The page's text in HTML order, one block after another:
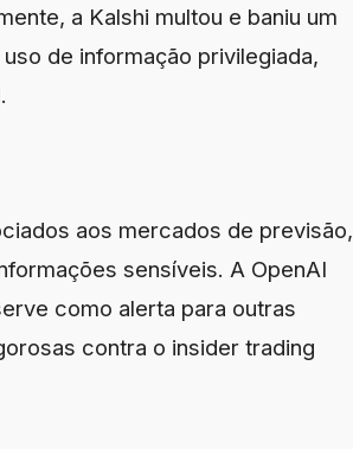
a Kalshi multou e baniu um
de informação privilegiada,
aos mercados de previsão,
sensíveis. A OpenAI
como alerta para outras
contra o insider trading